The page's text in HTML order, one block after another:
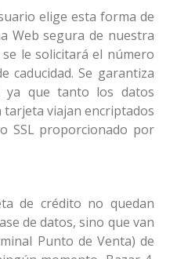
elige esta forma de
Web segura de nuestra
le solicitará el número
caducidad. Se garantiza
ya que tanto los datos
tarjeta viajan encriptados
SSL proporcionado por
de crédito no quedan
de datos, sino que van
Punto de Venta) de